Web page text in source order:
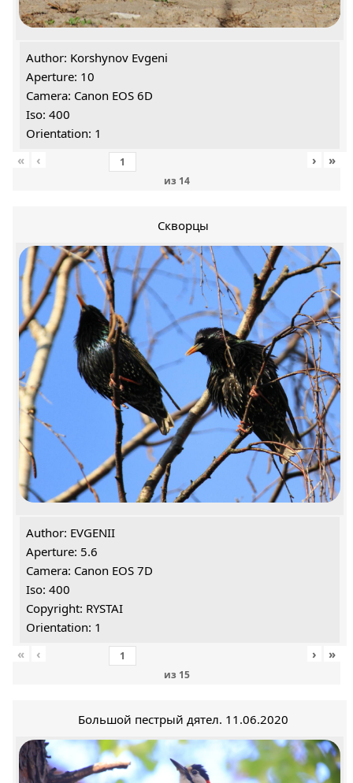
Author: Korshynov Evgeni
Aperture: 10
Camera: Canon EOS 6D
Iso: 400
Orientation: 1
«
‹
из 14
› »
Скворцы
Author: EVGENII
Aperture: 5.6
Camera: Canon EOS 7D
Iso: 400
Copyright: RYSTAI
Orientation: 1
«
‹
из 15
› »
Большой пестрый дятел. 11.06.2020